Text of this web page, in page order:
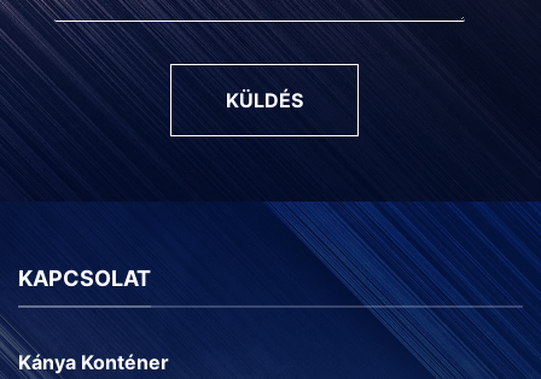
KÜLDÉS
KAPCSOLAT
Kánya Konténer